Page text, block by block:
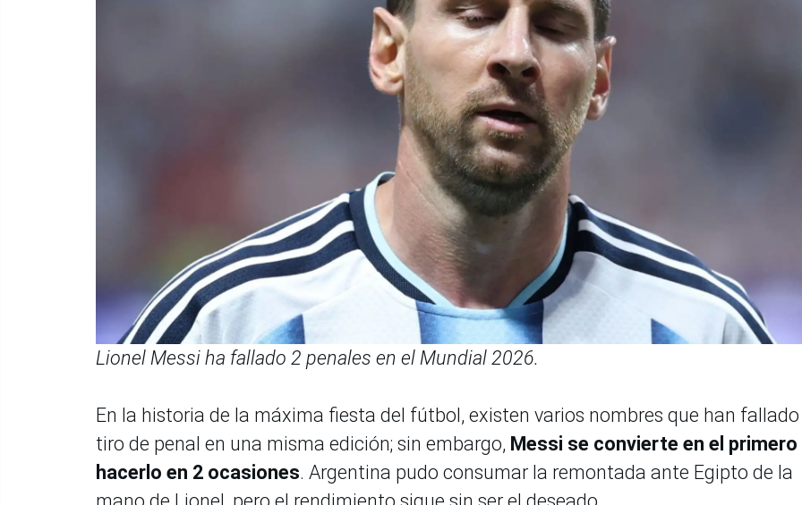
Lionel Messi ha fallado 2 penales en el Mundial 2026.
En la historia de la máxima fiesta del fútbol, existen varios nombres que han
tiro de penal en una misma edición; sin embargo, Messi se convierte en el primero
hacerlo en 2 ocasiones. Argentina pudo consumar la remontada ante Egipto de la